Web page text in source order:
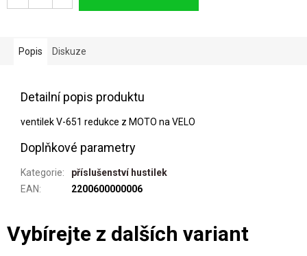
Popis Diskuze
Detailní popis produktu
ventilek V-651 redukce z MOTO na VELO
Doplňkové parametry
Kategorie:
příslušenství hustilek
EAN: 2200600000006